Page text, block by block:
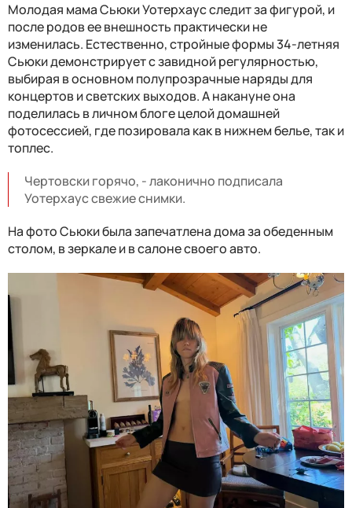
Молодая мама Сьюки Уотерхаус следит за фигурой, и
после родов ее внешность практически не
изменилась. Естественно, стройные формы 34-летняя
Сьюки демонстрирует с завидной регулярностью,
выбирая в основном полупрозрачные наряды для
концертов и светских выходов. А накануне она
поделилась в личном блоге целой домашней
фотосессией, где позировала как в нижнем белье, так и
топлес.
Чертовски горячо, - лаконично подписала
Уотерхаус свежие снимки.
На фото Сьюки была запечатлена дома за обеденным
столом, в зеркале и в салоне своего авто.